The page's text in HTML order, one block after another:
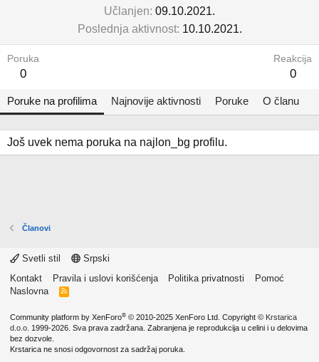
Učlanjen 09.10.2021.
Poslednja aktivnost 10.10.2021.
Poruka
0
Reakcija
0
Poruke na profilima Najnovije aktivnosti Poruke O članu
Još uvek nema poruka na najlon_bg profilu.
Članovi
Svetli stil
Srpski
Kontakt
Pravila i uslovi korišćenja Politika privatnosti
Pomoć
Naslovna
R
Community platform by XenForo® © 2010-2025 XenForo Ltd. Copyright © Krstarica
d.o.o. 1999-2026. Sva prava zadržana. Zabranjena je reprodukcija u celini i u delovima
bez dozvole.
Krstarica ne snosi odgovornost za sadržaj poruka.